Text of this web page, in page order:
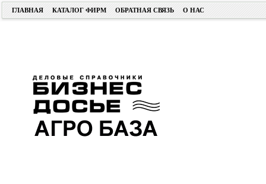
ГЛАВНАЯ КАТАЛОГ ФИРМ ОБРАТНАЯ СВЯЗЬ О НАС